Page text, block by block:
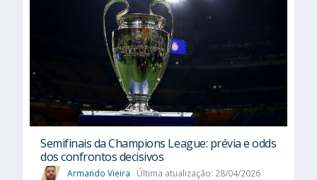
Semifinais da Champions League: prévia e odds
dos confrontos decisivos
Armando Vieira Última atualização: 28/04/2026